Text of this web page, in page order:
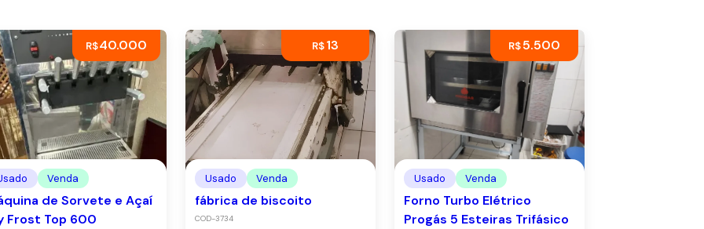
R$40.000
Venda
de Sorvete e Açaí
Frost Top 600
R$13
Usado Venda
fábrica de biscoito
COD-3734
R$5.500
Usado Venda
Forno Turbo Elétrico
Progás 5 Esteiras Trifásico